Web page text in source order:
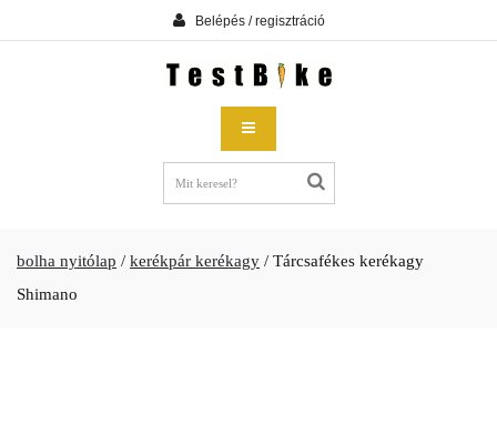
Belépés / regisztráció
bolha nyitólap / kerékpár kerékagy / Tárcsafékes kerékagy
Shimano